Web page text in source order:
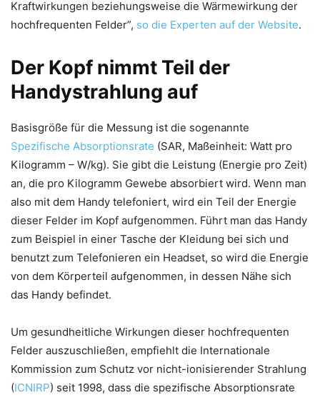
Kraftwirkungen beziehungsweise die Wärmewirkung der
hochfrequenten Felder”, so die Experten auf der Website.
Der Kopf nimmt Teil der
Handystrahlung auf
Basisgröße für die Messung ist die sogenannte
Spezifische Absorptionsrate (SAR, Maßeinheit: Watt pro
Kilogramm – W/kg). Sie gibt die Leistung (Energie pro Zeit)
an, die pro Kilogramm Gewebe absorbiert wird. Wenn man
also mit dem Handy telefoniert, wird ein Teil der Energie
dieser Felder im Kopf aufgenommen. Führt man das Handy
zum Beispiel in einer Tasche der Kleidung bei sich und
benutzt zum Telefonieren ein Headset, so wird die Energie
von dem Körperteil aufgenommen, in dessen Nähe sich
das Handy befindet.
Um gesundheitliche Wirkungen dieser hochfrequenten
Felder auszuschließen, empfiehlt die Internationale
Kommission zum Schutz vor nicht-ionisierender Strahlung
(ICNIRP) seit 1998, dass die spezifische Absorptionsrate